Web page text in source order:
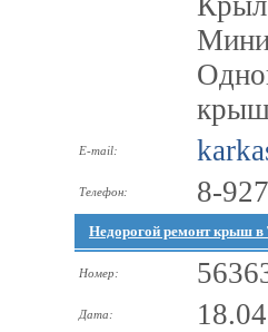
E-mail:
Телефон: 8-
Недорогой ремонт крыш в
Номер:
Дата: